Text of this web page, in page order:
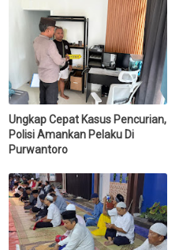
Ungkap Cepat Kasus Pencurian,
Polisi Amankan Pelaku Di
Purwantoro